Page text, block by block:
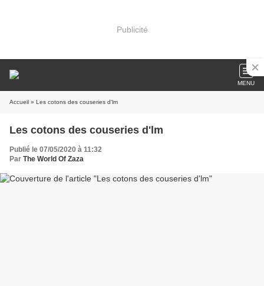
Publicité
MENU
Accueil » Les cotons des couseries d'lm
Les cotons des couseries d'lm
Publié le 07/05/2020 à 11:32
Par The World Of Zaza